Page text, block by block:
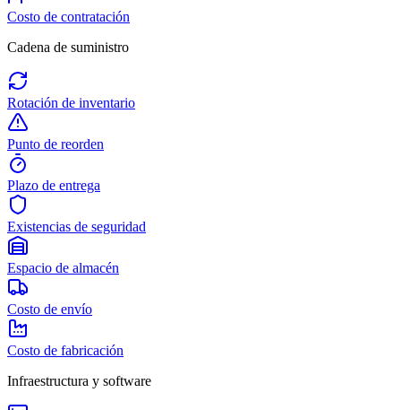
Costo de contratación
Cadena de suministro
Rotación de inventario
Punto de reorden
Plazo de entrega
Existencias de seguridad
Espacio de almacén
Costo de envío
Costo de fabricación
Infraestructura y software